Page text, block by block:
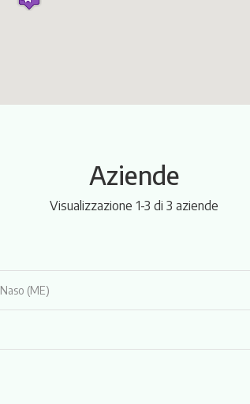
Aziende
Visualizzazione 1-3 di 3 aziende
Naso (ME)